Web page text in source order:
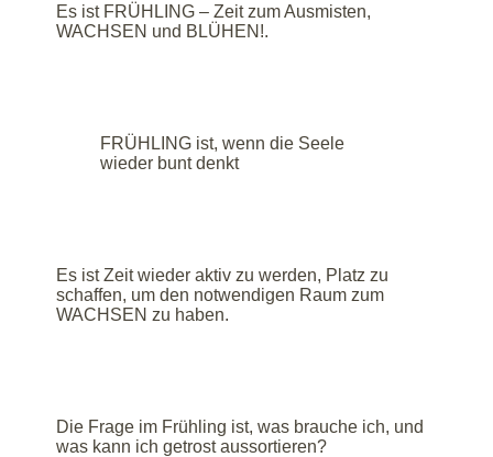
Es ist FRÜHLING – Zeit zum Ausmisten,
WACHSEN und BLÜHEN!.
FRÜHLING ist, wenn die Seele
wieder bunt denkt
Es ist Zeit wieder aktiv zu werden, Platz zu
schaffen, um den notwendigen Raum zum
WACHSEN zu haben.
Die Frage im Frühling ist, was brauche ich, und
was kann ich getrost aussortieren?